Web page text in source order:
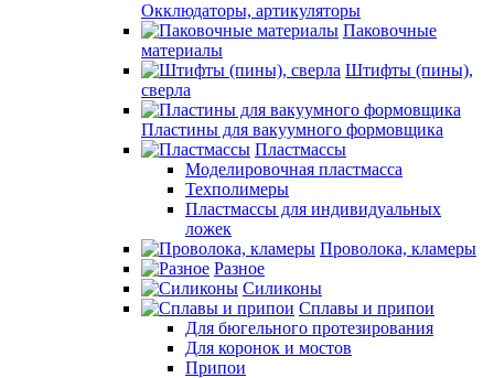
Окклюдаторы, артикуляторы
Паковочные
материалы
Штифты (пины),
сверла
Пластины для вакуумного формовщика
Пластмассы
Моделировочная пластмасса
Техполимеры
Пластмассы для индивидуальных
ложек
Проволока, кламеры
Разное
Силиконы
Сплавы и припои
Для бюгельного протезирования
Для коронок и мостов
Припои